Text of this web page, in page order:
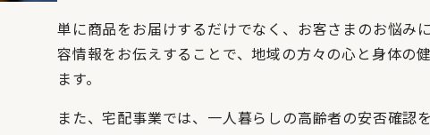
単に商品をお届けするだけでなく、お客さまのお悩み
容情報をお伝えすることで、地域の方々の心と身体の
ます。
また、宅配事業では、一人暮らしの高齢者の安否確認